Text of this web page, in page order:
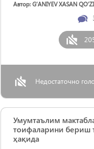
релслар устига йиқилиб
Автор: G‘ANIYEV XASAN
Недостаточно
Умумтаълим
тоифаларини бериш
ҳақида